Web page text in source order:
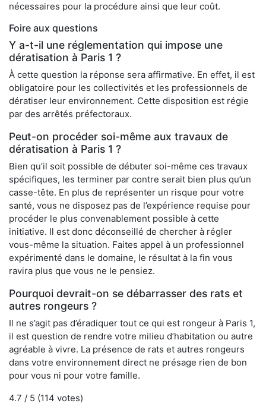
nécessaires pour la procédure ainsi que leur coût.
Foire aux questions
Y a-t-il une réglementation qui impose une
dératisation à Paris 1 ?
À cette question la réponse sera affirmative. En effet, il est
obligatoire pour les collectivités et les professionnels de
dératiser leur environnement. Cette disposition est régie
par des arrêtés préfectoraux.
Peut-on procéder soi-même aux travaux de
dératisation à Paris 1 ?
Bien qu’il soit possible de débuter soi-même ces travaux
spécifiques, les terminer par contre serait bien plus qu’un
casse-tête. En plus de représenter un risque pour votre
santé, vous ne disposez pas de l’expérience requise pour
procéder le plus convenablement possible à cette
initiative. Il est donc déconseillé de chercher à régler
vous-même la situation. Faites appel à un professionnel
expérimenté dans le domaine, le résultat à la fin vous
ravira plus que vous ne le pensiez.
Pourquoi devrait-on se débarrasser des rats et
autres rongeurs ?
Il ne s’agit pas d’éradiquer tout ce qui est rongeur à Paris 1,
il est question de rendre votre milieu d’habitation ou autre
agréable à vivre. La présence de rats et autres rongeurs
dans votre environnement direct ne présage rien de bon
pour vous ni pour votre famille.
4.7 / 5 (114 votes)